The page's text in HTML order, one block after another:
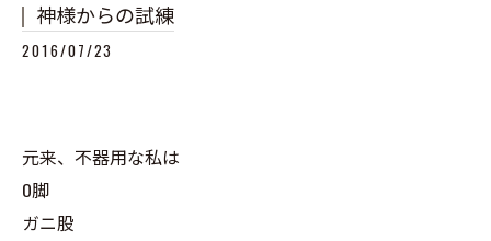
神様からの試練
2016/07/23
元来、不器用な私は
O脚
ガニ股